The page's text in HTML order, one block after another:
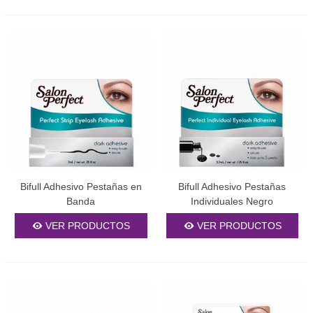
Consejos para un uso
profesional
Para obtener los mejores resultados con nuestros artículos de
cejas y pestañas, es fundamental seguir las técnicas adecuadas
de aplicación. Antes de iniciar cualquier tratamiento, realiza
de limpieza específicos para eliminar residuos de maquillaje y
aceites naturales que puedan afectar la adherencia.
Durante la aplicación deextensiones de pestañas , trabaja en un
Bifull Adhesivo Pestañas en
Banda
VER PRODUCTOS
Bifull Adhesivo Pestañas
Individuales Negro
VER PRODUCTOS